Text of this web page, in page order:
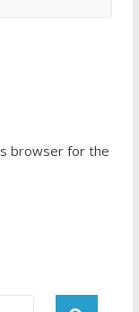
browser for the